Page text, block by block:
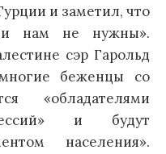
и заметил, что
нам не нужны».
сэр Гарольд
беженцы со
«обладателями
и будут
населения».